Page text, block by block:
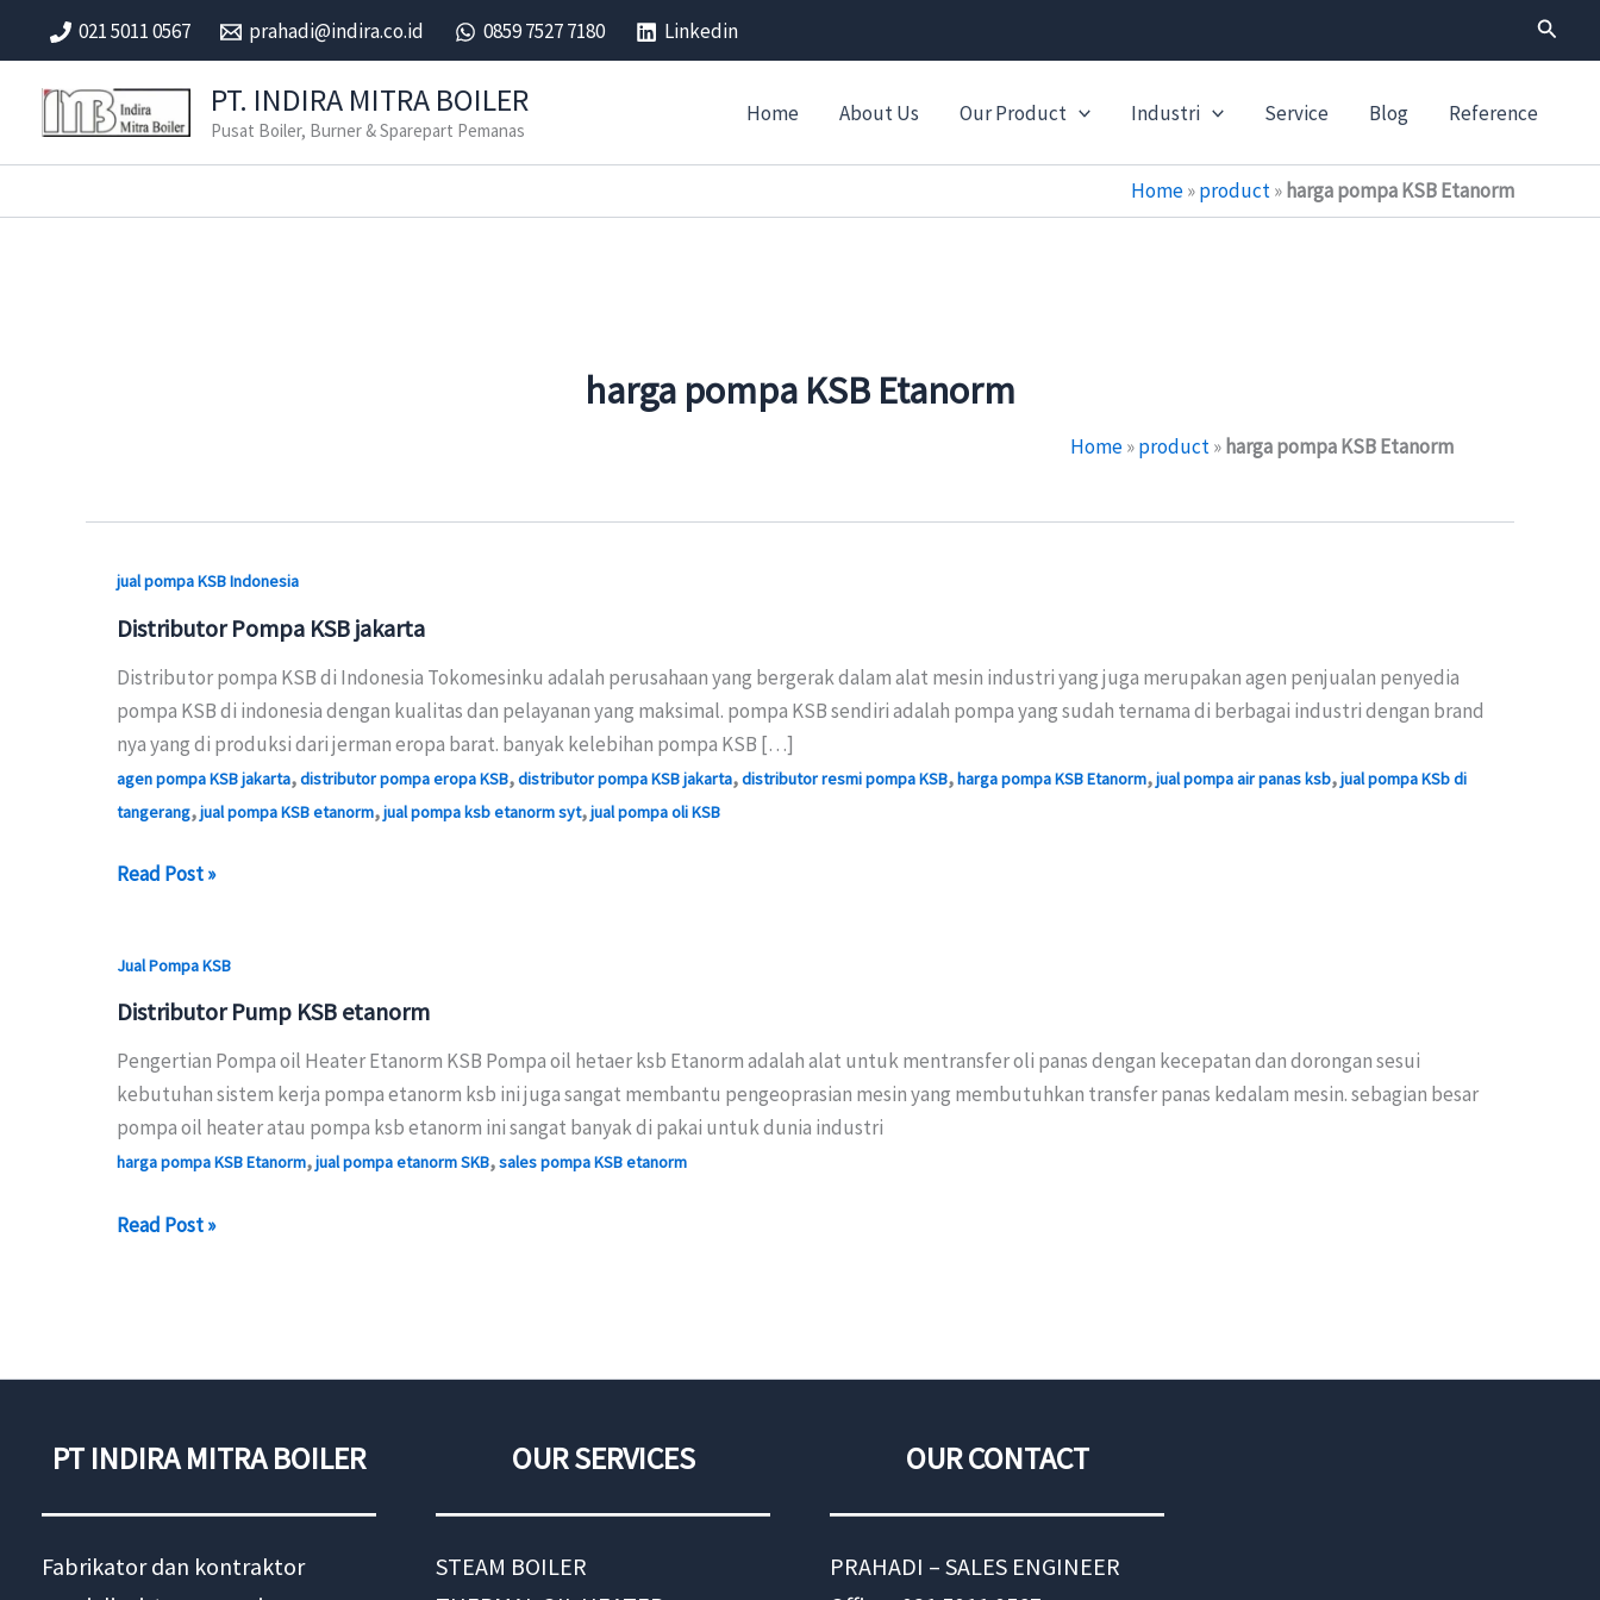
content
021 5011 0567 prahadi@indira.co.id 0859 7527 7180 Linkedin Search
PT. INDIRA MITRA BOILER
Pusat Boiler, Burner & Sparepart Pemanas
Home About Us Our Product Industri Service Blog Reference
Home»product» harga pompa KSB Etanorm
harga pompa KSB Etanorm
Home»product» harga pompa KSB Etanorm
jual pompa KSB Indonesia
Distributor Pompa KSB jakarta
Distributor pompa KSB di Indonesia Tokomesinku adalah perusahaan yang bergerak dalam alat mesin industri yang juga merupakan agen penjualan penyedia
pompa KSB di indonesia dengan kualitas dan pelayanan yang maksimal. pompa KSB sendiri adalah pompa yang sudah ternama di berbagai industri dengan brand
nya yang di produksi dari jerman eropa barat. banyak kelebihan pompa KSB […]
agen pompa KSB jakarta,distributor pompa eropa KSB,distributor pompa KSB jakarta,distributor resmi pompa KSB,harga pompa KSB Etanorm,jual pompa air panas ksb,jual pompa KSb di
tangerang,jual pompa KSB etanorm,jual pompa ksb etanorm syt,jual pompa oli KSB
Distributor
jakarta
Read Post »
Jual Pompa KSB
Distributor Pump KSB etanorm
Pengertian Pompa oil Heater Etanorm KSB Pompa oil hetaer ksb Etanorm adalah alat untuk mentransfer oli panas dengan kecepatan dan dorongan sesui
kebutuhan sistem kerja pompa etanorm ksb ini juga sangat membantu pengeoprasian mesin yang membutuhkan transfer panas kedalam mesin. sebagian besar
pompa oil heater atau pompa ksb etanorm ini sangat banyak di pakai untuk dunia industri
harga pompa KSB Etanorm,jual pompa etanorm SKB,sales pompa KSB etanorm
Distributor
Read Post »
PT INDIRA MITRA BOILER
Fabrikator dan kontraktor
OUR SERVICES
STEAM BOILER
OUR CONTACT
PRAHADI – SALES ENGINEER